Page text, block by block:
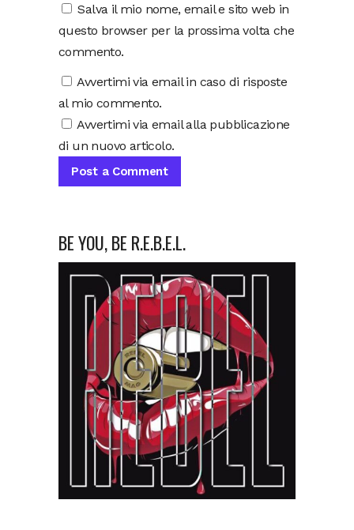
Salva il mio nome, email e sito web in
questo browser per la prossima volta che
commento.
Avvertimi via email in caso di risposte
al mio commento.
Avvertimi via email alla pubblicazione
di un nuovo articolo.
BE YOU, BE R.E.B.E.L.